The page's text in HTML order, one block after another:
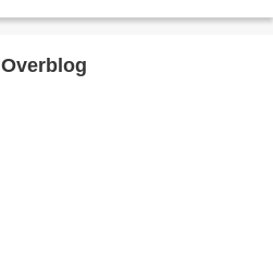
Article publié depuis Overblog